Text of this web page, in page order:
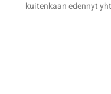
kuitenkaan edennyt